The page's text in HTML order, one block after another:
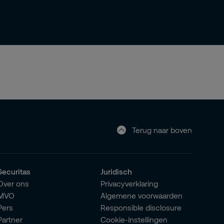
Terug naar boven
ons
Juridisch
Privacyverklaring
Algemene voorwaarden
Responsible disclosure
Cookie-instellingen